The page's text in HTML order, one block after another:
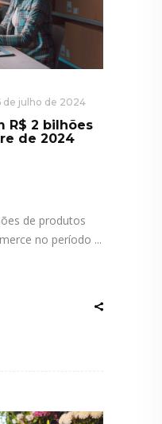
de julho de 2024
R$ 2 bilhões
de 2024
de produtos
no período